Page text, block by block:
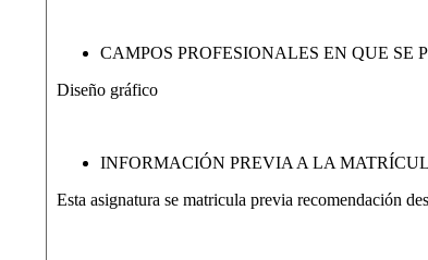
CAMPOS PROFESIONALES EN QUE SE
Diseño gráfico
INFORMACIÓN PREVIA A LA
Esta asignatura se matricula previa recomendación